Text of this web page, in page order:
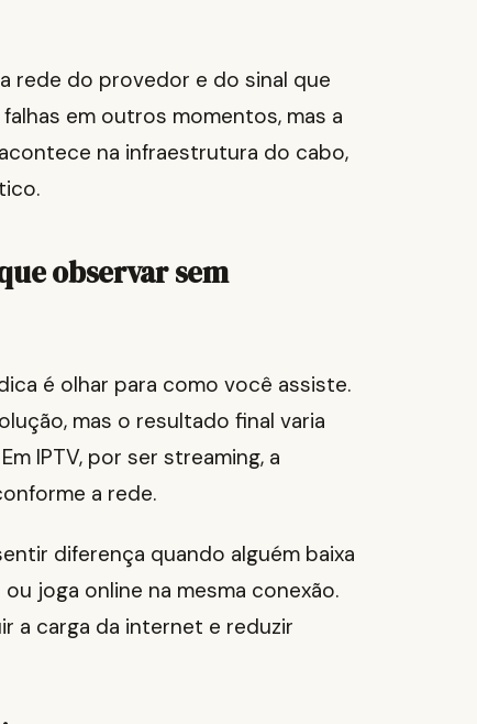
rede do provedor e do sinal que
em outros momentos, mas a
na infraestrutura do cabo,
observar sem
é olhar para como você assiste.
mas o resultado final varia
IPTV, por ser streaming, a
a rede.
diferença quando alguém baixa
joga online na mesma conexão.
a carga da internet e reduzir